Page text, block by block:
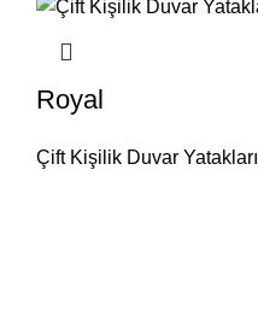
Royal
Çift Kişilik Duvar Yatakları